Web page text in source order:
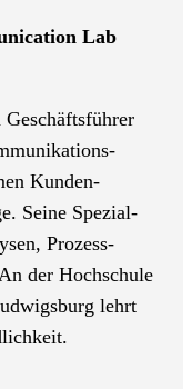
Lab
Kunden­
Seine Spezial­
Prozess­
der Hochschule
lehrt